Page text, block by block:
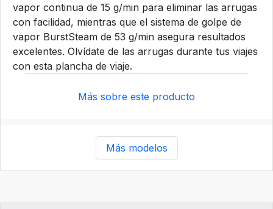
vapor continua de 15 g/min para eliminar las arrugas
con facilidad, mientras que el sistema de golpe de
vapor BurstSteam de 53 g/min asegura resultados
excelentes. Olvídate de las arrugas durante tus viajes
con esta plancha de viaje.
Más sobre este producto
Más modelos